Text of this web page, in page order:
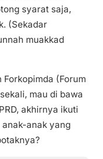
syarat saja,
(Sekadar
muakkad
(Forum
mau di bawa
akhirnya ikuti
anak yang